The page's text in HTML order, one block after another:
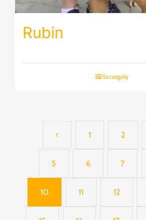
Rubin
Szczegóły
1 2
5 6 7
10 11 12